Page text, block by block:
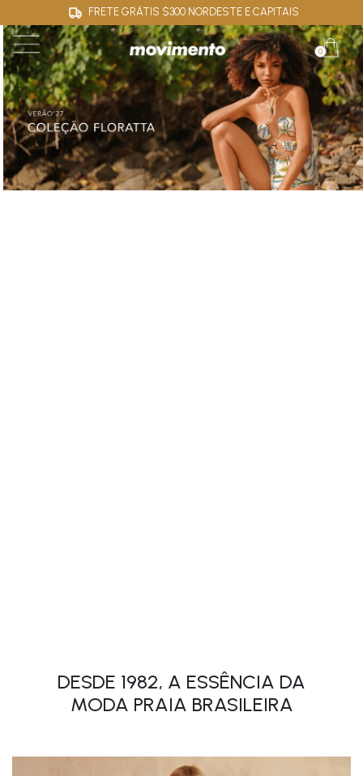
FRETE GRÁTIS $300 NORDESTE E CAPITAIS
0
DESDE 1982, A ESSÊNCIA DA
MODA PRAIA BRASILEIRA